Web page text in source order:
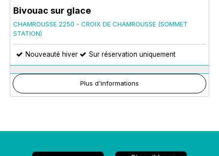
Bivouac sur glace
CHAMROUSSE 2250 - CROIX DE CHAMROUSSE (SOMMET
STATION)
Nouveauté hiver Sur réservation uniquement
Plus d'informations